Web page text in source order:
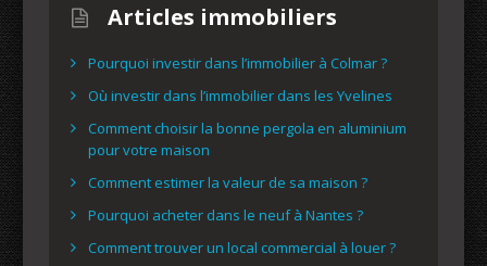
Articles immobiliers
Pourquoi investir dans l’immobilier à Colmar ?
Où investir dans l’immobilier dans les Yvelines
Comment choisir la bonne pergola en aluminium
pour votre maison
Comment estimer la valeur de sa maison ?
Pourquoi acheter dans le neuf à Nantes ?
Comment trouver un local commercial à louer ?